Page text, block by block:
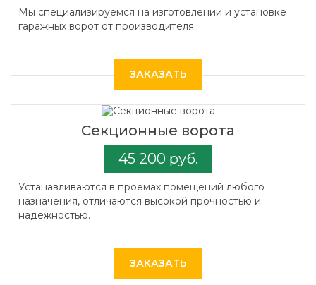
Мы специализируемся на изготовлении и установке
гаражных ворот от производителя.
ЗАКАЗАТЬ
Секционные ворота
45 200 руб.
Устанавливаются в проемах помещений любого
назначения, отличаются высокой прочностью и
надежностью.
ЗАКАЗАТЬ